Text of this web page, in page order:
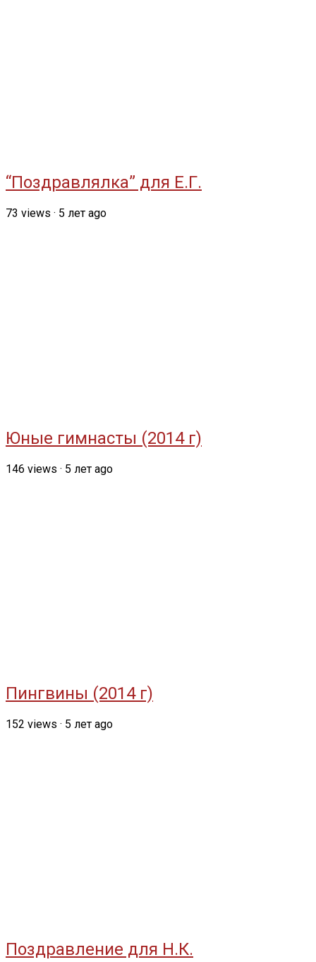
“Поздравлялка” для Е.Г.
73 views · 5 лет ago
Юные гимнасты (2014 г)
146 views · 5 лет ago
Пингвины (2014 г)
152 views · 5 лет ago
Поздравление для Н.К.